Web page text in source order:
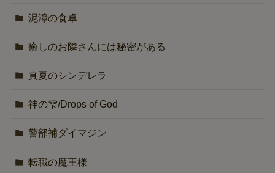
泥濘の食卓
癒しのお隣さんには秘密がある
真夏のシンデレラ
神の雫/Drops of God
警部補ダイマジン
転職の魔王様